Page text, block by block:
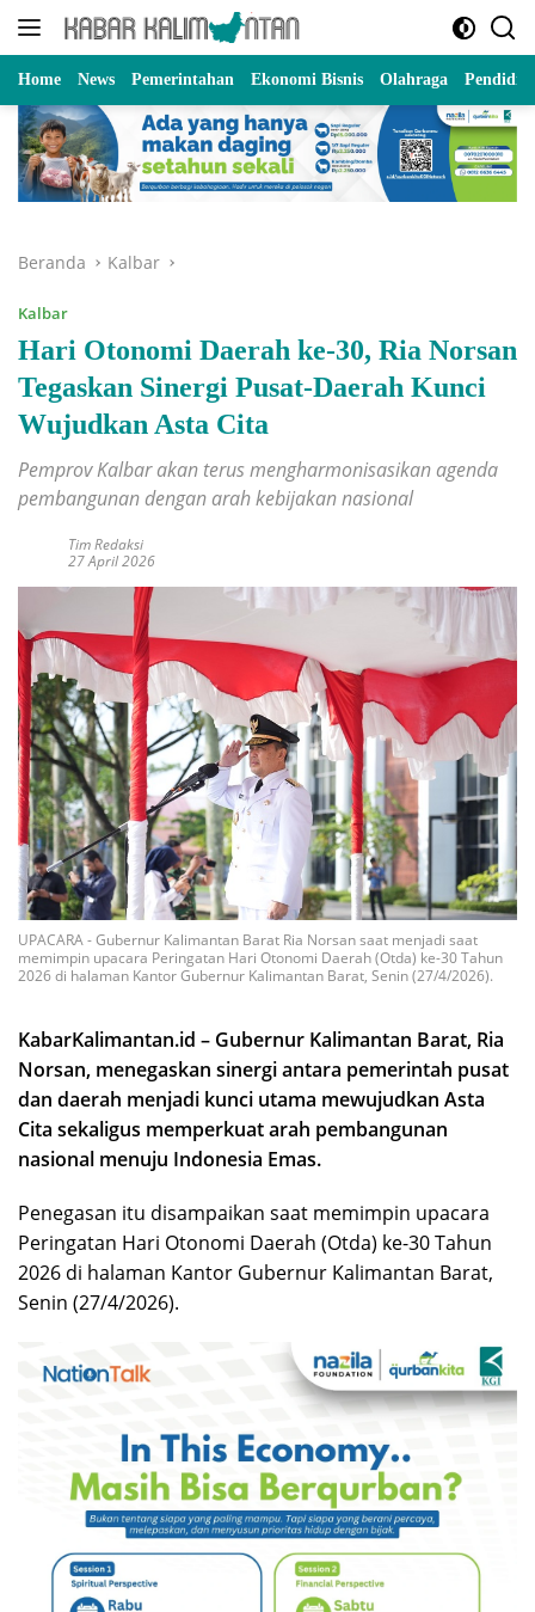
Langsung
Home News Pemerintahan Ekonomi Bisnis Olahraga
Beranda Kalbar
Kalbar
Hari Otonomi Daerah ke-30, Ria Norsan
Tegaskan Sinergi Pusat-Daerah Kunci
Wujudkan Asta Cita
Pemprov Kalbar akan terus mengharmonisasikan agenda
pembangunan dengan arah kebijakan nasional
Tim Redaksi
27 April 2026
UPACARA - Gubernur Kalimantan Barat Ria Norsan saat menjadi saat
memimpin upacara Peringatan Hari Otonomi Daerah (Otda) ke-30 Tahun
2026 di halaman Kantor Gubernur Kalimantan Barat, Senin (27/4/2026).
KabarKalimantan.id – Gubernur Kalimantan Barat, Ria
Norsan, menegaskan sinergi antara pemerintah pusat
dan daerah menjadi kunci utama mewujudkan Asta
Cita sekaligus memperkuat arah pembangunan
nasional menuju Indonesia Emas.
Penegasan itu disampaikan saat memimpin upacara
Peringatan Hari Otonomi Daerah (Otda) ke-30 Tahun
2026 di halaman Kantor Gubernur Kalimantan Barat,
Senin (27/4/2026).